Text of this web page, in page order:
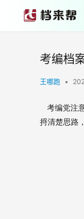
考编档
王哪跑 •
考编党注
捋清楚思路